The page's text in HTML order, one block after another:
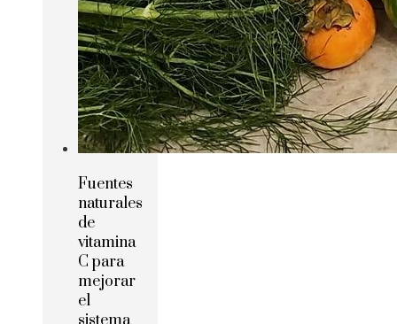
Fuentes
naturales
de
vitamina
C para
mejorar
el
sistema